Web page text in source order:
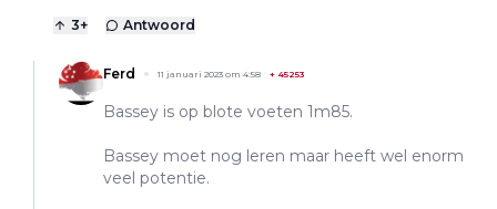
3+ Antwoord
Ferd 11 januari 2023 om 4:58 + 45253
Bassey is op blote voeten 1m85.
Bassey moet nog leren maar heeft wel enorm
veel potentie.